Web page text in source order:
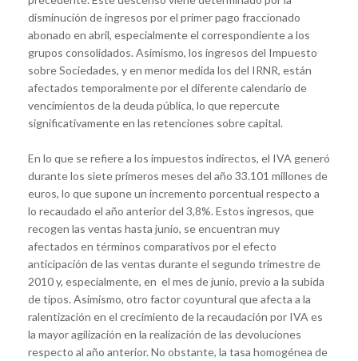
disminución de ingresos por el primer pago fraccionado
abonado en abril, especialmente el correspondiente a los
grupos consolidados. Asimismo, los ingresos del Impuesto
sobre Sociedades, y en menor medida los del IRNR, están
afectados temporalmente por el diferente calendario de
vencimientos de la deuda pública, lo que repercute
significativamente en las retenciones sobre capital.
En lo que se refiere a los impuestos indirectos, el IVA generó
durante los siete primeros meses del año 33.101 millones de
euros, lo que supone un incremento porcentual respecto a
lo recaudado el año anterior del 3,8%. Estos ingresos, que
recogen las ventas hasta junio, se encuentran muy
afectados en términos comparativos por el efecto
anticipación de las ventas durante el segundo trimestre de
2010 y, especialmente, en el mes de junio, previo a la subida
de tipos. Asimismo, otro factor coyuntural que afecta a la
ralentización en el crecimiento de la recaudación por IVA es
la mayor agilización en la realización de las devoluciones
respecto al año anterior. No obstante, la tasa homogénea de